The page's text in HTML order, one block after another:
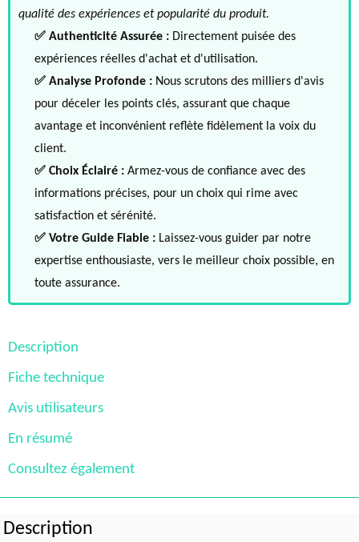
qualité des expériences et popularité du produit.
✅ Authenticité Assurée : Directement puisée des
expériences réelles d'achat et d'utilisation.
✅ Analyse Profonde : Nous scrutons des milliers d'avis
pour déceler les points clés, assurant que chaque
avantage et inconvénient reflète fidèlement la voix du
client.
✅ Choix Éclairé : Armez-vous de confiance avec des
informations précises, pour un choix qui rime avec
satisfaction et sérénité.
✅ Votre Guide Fiable : Laissez-vous guider par notre
expertise enthousiaste, vers le meilleur choix possible, en
toute assurance.
Description
Fiche technique
Avis utilisateurs
En résumé
Consultez également
Description